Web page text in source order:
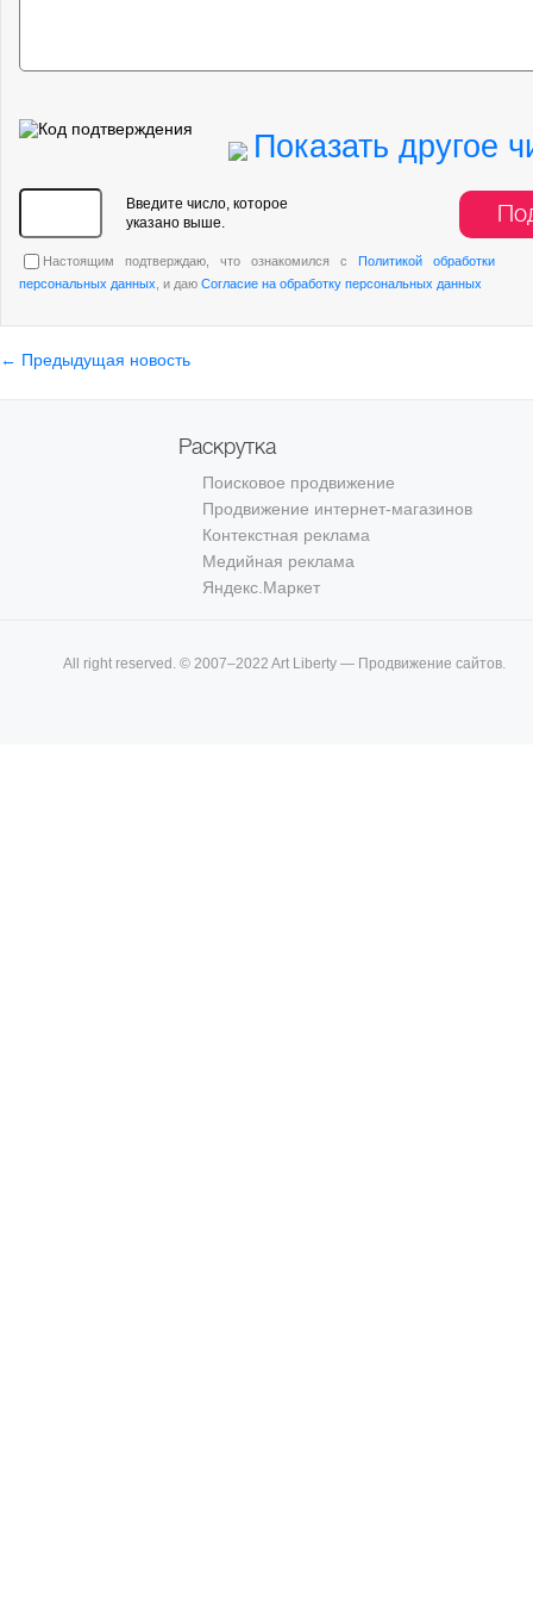
Показать другое
Введите число, которое
указано выше.
Настоящим подтверждаю, что ознакомился с Политикой обработки
персональных данных , и даю Согласие на обработку персональных данных
← Предыдущая новость
Раскрутка
Поисковое продвижение
Продвижение интернет-магазинов
Контекстная реклама
Медийная реклама
Яндекс.Маркет
All right reserved. © 2007–2022 Art Liberty — Продвижение сайтов.